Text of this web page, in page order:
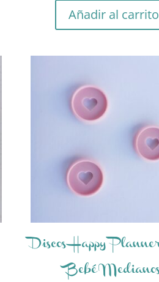
Añadir al carrito
Discos Happy
Bebé